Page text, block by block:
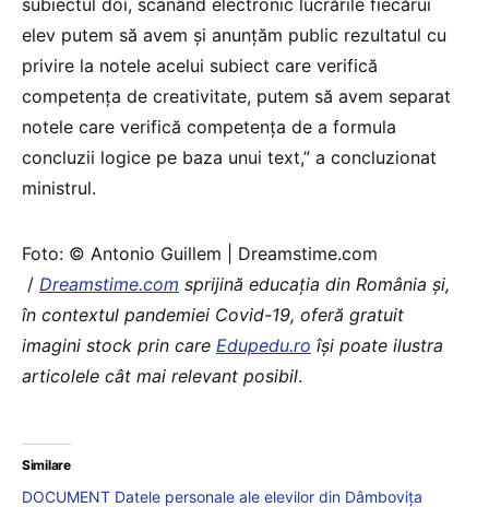
elev putem să avem și anunțăm public rezultatul cu
privire la notele acelui subiect care verifică
competența de creativitate, putem să avem separat
notele care verifică competența de a formula
concluzii logice pe baza unui text,” a concluzionat
ministrul.
Foto: © Antonio Guillem | Dreamstime.com
/ Dreamstime.com sprijină educaţia din România şi,
în contextul pandemiei Covid-19, oferă gratuit
imagini stock prin care Edupedu.ro îşi poate ilustra
articolele cât mai relevant posibil.
Similare
DOCUMENT Datele personale ale elevilor din Dâmbovița